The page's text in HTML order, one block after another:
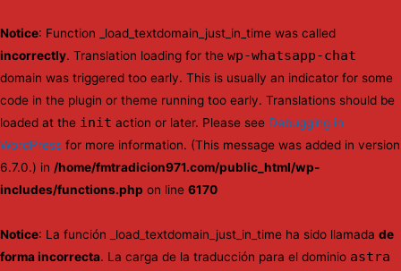
Notice: Function _load_textdomain_just_in_time was called
incorrectly. Translation loading for the wp-whatsapp-chat
domain was triggered too early. This is usually an indicator for some
code in the plugin or theme running too early. Translations should be
loaded at the init action or later. Please see Debugging in
WordPress for more information. (This message was added in version
6.7.0.) in /home/fmtradicion971.com/public_html/wp-
includes/functions.php on line 6170
Notice: La función _load_textdomain_just_in_time ha sido llamada de
forma incorrecta. La carga de la traducción para el dominio astra